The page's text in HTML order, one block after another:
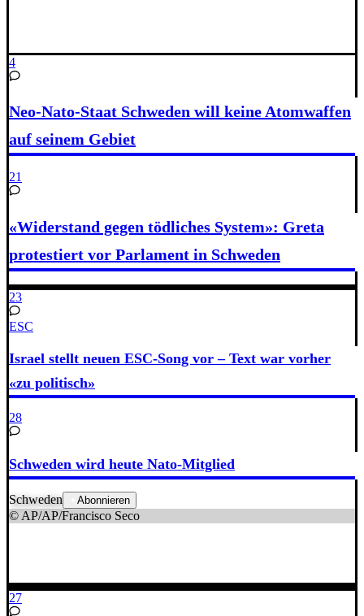
4
Neo-Nato-Staat Schweden will keine Atomwaffen
auf seinem Gebiet
21
«Widerstand gegen tödliches System»: Greta
protestiert vor Parlament in Schweden
23
ESC
Israel stellt neuen ESC-Song vor – Text war vorher
«zu politisch»
28
Schweden wird heute Nato-Mitglied
Schweden Abonnieren
© AP/AP/Francisco Seco
27